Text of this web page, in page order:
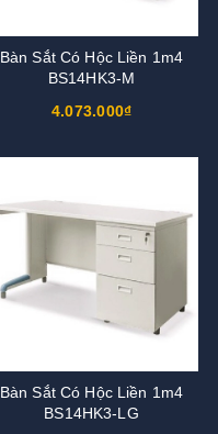
Bàn Sắt Có Hộc Liền 1m4
BS14HK3-M
4.073.000₫
Bàn Sắt Có Hộc Liền 1m4
BS14HK3-LG